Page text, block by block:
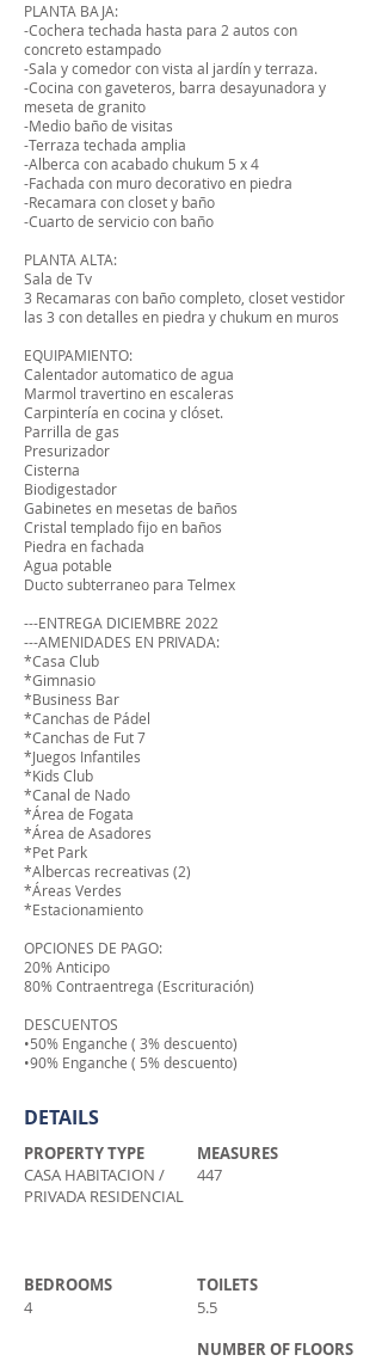
PLANTA BAJA:
-Cochera techada hasta para 2 autos con
concreto estampado
-Sala y comedor con vista al jardín y terraza.
-Cocina con gaveteros, barra desayunadora y
meseta de granito
-Medio baño de visitas
-Terraza techada amplia
-Alberca con acabado chukum 5 x 4
-Fachada con muro decorativo en piedra
-Recamara con closet y baño
-Cuarto de servicio con baño
PLANTA ALTA:
Sala de Tv
3 Recamaras con baño completo, closet vestidor
las 3 con detalles en piedra y chukum en muros
EQUIPAMIENTO:
Calentador automatico de agua
Marmol travertino en escaleras
Carpintería en cocina y clóset.
Parrilla de gas
Presurizador
Cisterna
Biodigestador
Gabinetes en mesetas de baños
Cristal templado fijo en baños
Piedra en fachada
Agua potable
Ducto subterraneo para Telmex
---ENTREGA DICIEMBRE 2022
---AMENIDADES EN PRIVADA:
*Casa Club
*Gimnasio
*Business Bar
*Canchas de Pádel
*Canchas de Fut 7
*Juegos Infantiles
*Kids Club
*Canal de Nado
*Área de Fogata
*Área de Asadores
*Pet Park
*Albercas recreativas (2)
*Áreas Verdes
*Estacionamiento
OPCIONES DE PAGO:
20% Anticipo
80% Contraentrega (Escrituración)
DESCUENTOS
•50% Enganche ( 3% descuento)
•90% Enganche ( 5% descuento)
DETAILS
PROPERTY TYPE
CASA HABITACION /
PRIVADA RESIDENCIAL
MEASURES
447
BEDROOMS
4
TOILETS
5.5
NUMBER OF FLOORS